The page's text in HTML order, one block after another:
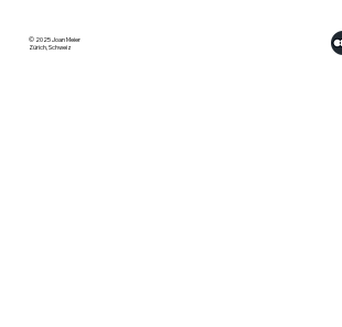
© 2025 Joan Meier
Zürich, Schweiz